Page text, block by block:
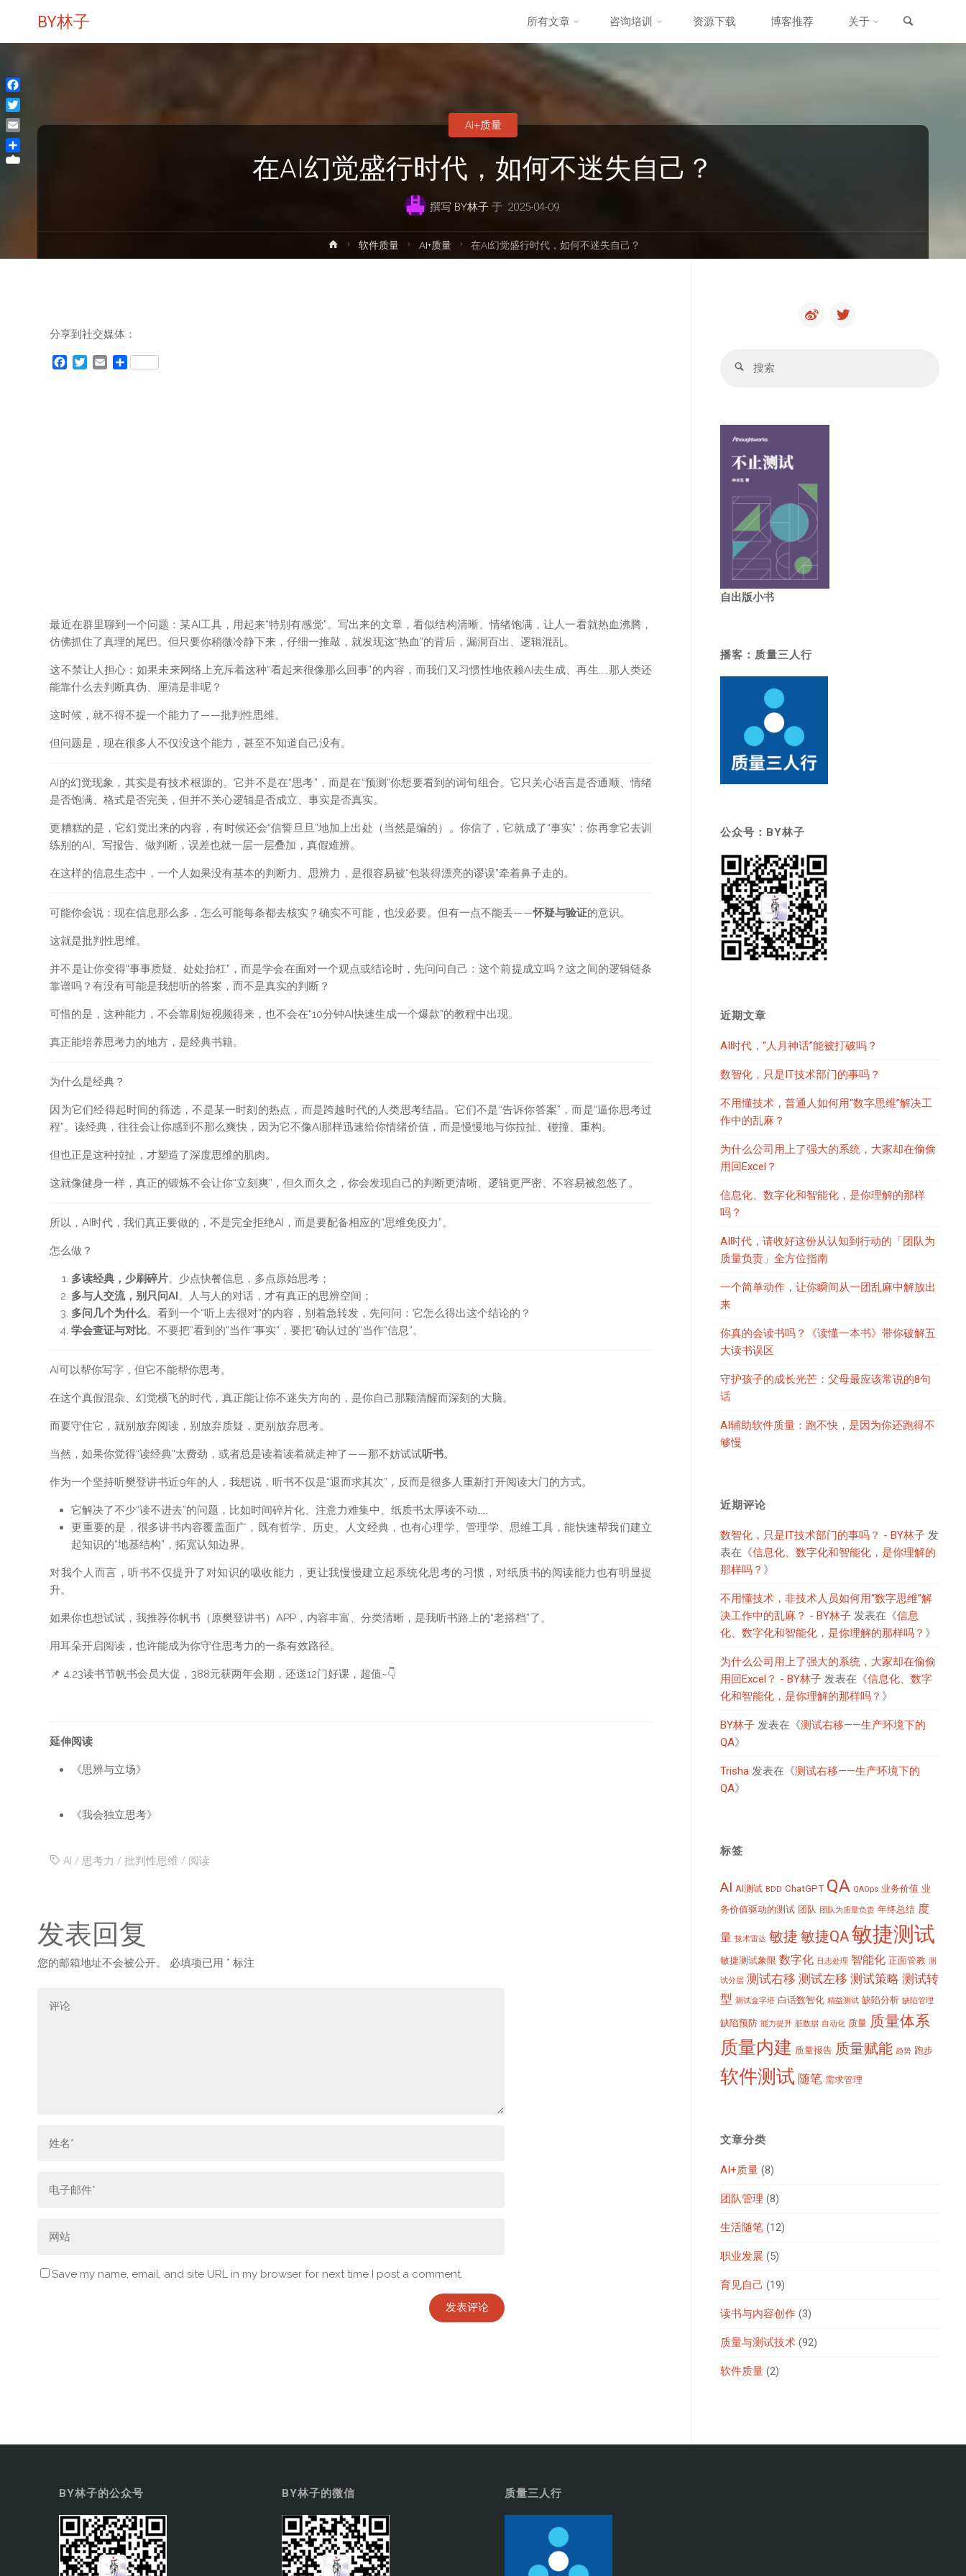
BY林子 跳
容
所有文章 咨询培训 资源下载 博客推荐 关于
在AI幻觉盛行时代，如何不迷失自己？
撰写 BY林子 于 2025-04-09
AI+质量
首
页
软件质量 AI+质量 在AI幻觉盛行时代，如何不迷失自己？
分享到社交媒体：
T
分
最近在群里聊到一个问题：某AI工具，用起来“特别有感觉”。写出来的文章，看似结构清晰、情绪饱满，让人一看就热血沸腾，
仿佛抓住了真理的尾巴。但只要你稍微冷静下来，仔细一推敲，就发现这“热血”的背后，漏洞百出、逻辑混乱。
这不禁让人担心：如果未来网络上充斥着这种“看起来很像那么回事”的内容，而我们又习惯性地依赖AI去生成、再生……那人类还
能靠什么去判断真伪、厘清是非呢？
这时候，就不得不提一个能力了——批判性思维。
但问题是，现在很多人不仅没这个能力，甚至不知道自己没有。
AI的幻觉现象，其实是有技术根源的。它并不是在“思考”，而是在“预测”你想要看到的词句组合。它只关心语言是否通顺、情绪
是否饱满、格式是否完美，但并不关心逻辑是否成立、事实是否真实。
更糟糕的是，它幻觉出来的内容，有时候还会“信誓旦旦”地加上出处（当然是编的）。你信了，它就成了“事实”；你再拿它去训
练别的AI、写报告、做判断，误差也就一层一层叠加，真假难辨。
在这样的信息生态中，一个人如果没有基本的判断力、思辨力，是很容易被“包装得漂亮的谬误”牵着鼻子走的。
可能你会说：现在信息那么多，怎么可能每条都去核实？确实不可能，也没必要。但有一点不能丢——怀疑与验证的意识。
这就是批判性思维。
并不是让你变得“事事质疑、处处抬杠”，而是学会在面对一个观点或结论时，先问问自己：这个前提成立吗？这之间的逻辑链条
靠谱吗？有没有可能是我想听的答案，而不是真实的判断？
可惜的是，这种能力，不会靠刷短视频得来，也不会在“10分钟AI快速生成一个爆款”的教程中出现。
真正能培养思考力的地方，是经典书籍。
为什么是经典？
因为它们经得起时间的筛选，不是某一时刻的热点，而是跨越时代的人类思考结晶。它们不是“告诉你答案”，而是“逼你思考过
程”。读经典，往往会让你感到不那么爽快，因为它不像AI那样迅速给你情绪价值，而是慢慢地与你拉扯、碰撞、重构。
但也正是这种拉扯，才塑造了深度思维的肌肉。
这就像健身一样，真正的锻炼不会让你“立刻爽”，但久而久之，你会发现自己的判断更清晰、逻辑更严密、不容易被忽悠了。
所以，AI时代，我们真正要做的，不是完全拒绝AI，而是要配备相应的“思维免疫力”。
怎么做？
多读经典，少刷碎片。少点快餐信息，多点原始思考；
多与人交流，别只问AI。人与人的对话，才有真正的思辨空间；
多问几个为什么。看到一个“听上去很对”的内容，别着急转发，先问问：它怎么得出这个结论的？
学会查证与对比。不要把“看到的”当作“事实”，要把“确认过的”当作“信息”。
AI可以帮你写字，但它不能帮你思考。
在这个真假混杂、幻觉横飞的时代，真正能让你不迷失方向的，是你自己那颗清醒而深刻的大脑。
而要守住它，就别放弃阅读，别放弃质疑，更别放弃思考。
当然，如果你觉得“读经典”太费劲，或者总是读着读着就走神了——那不妨试试听书。
作为一个坚持听樊登讲书近9年的人，我想说，听书不仅是“退而求其次”，反而是很多人重新打开阅读大门的方式。
它解决了不少“读不进去”的问题，比如时间碎片化、注意力难集中、纸质书太厚读不动……
更重要的是，很多讲书内容覆盖面广，既有哲学、历史、人文经典，也有心理学、管理学、思维工具，能快速帮我们建立
起知识的“地基结构”，拓宽认知边界。
对我个人而言，听书不仅提升了对知识的吸收能力，更让我慢慢建立起系统化思考的习惯，对纸质书的阅读能力也有明显提
升。
如果你也想试试，我推荐你帆书（原樊登讲书）APP，内容丰富、分类清晰，是我听书路上的“老搭档”了。
用耳朵开启阅读，也许能成为你守住思考力的一条有效路径。
📌 4.23读书节帆书会员大促，388元获两年会期，还送12门好课，超值~👇
延伸阅读
《思辨与立场》
《我会独立思考》
AI /思考力 /批判性思维 / 阅读
发表回复
您的邮箱地址不会被公开。 必填项已用 * 标注
Save my name, email, and site URL in my browser for next time I post a comment.
搜
自出版小书
播客：质量三人行
公众号：BY林子
近期文章
AI时代，“人月神话”能被打破吗？
数智化，只是IT技术部门的事吗？
不用懂技术，普通人如何用“数字思维”解决工
作中的乱麻？
为什么公司用上了强大的系统，大家却在偷偷
用回Excel？
信息化、数字化和智能化，是你理解的那样
吗？
AI时代，请收好这份从认知到行动的「团队为
质量负责」全方位指南
一个简单动作，让你瞬间从一团乱麻中解放出
来
你真的会读书吗？《读懂一本书》带你破解五
大读书误区
守护孩子的成长光芒：父母最应该常说的8句
话
AI辅助软件质量：跑不快，是因为你还跑得不
够慢
近期评论
数智化，只是IT技术部门的事吗？ - BY林子 发
表在《信息化、数字化和智能化，是你理解的
那样吗？ 》
不用懂技术，非技术人员如何用“数字思维”解
决工作中的乱麻？ - BY林子 发表在《信息
化、数字化和智能化，是你理解的那样吗？ 》
为什么公司用上了强大的系统，大家却在偷偷
用回Excel？ - BY林子 发表在《信息化、数字
化和智能化，是你理解的那样吗？ 》
BY林子 发表在《测试右移——生产环境下的
QA》
Trisha 发表在《测试右移——生产环境下的
QA》
标签
AI AI测试 BDD ChatGPT QA QAOps 业务价值 业
务价值驱动的测试 团队 团队为质量负责 年终总结 度
量 技术雷达 敏捷 敏捷QA敏捷测试
敏捷测试象限 数字化 日志处理 智能化 正面管教 测
试分层 测试右移 测试左移 测试策略 测试转
型 测试金字塔 白话数智化 精益测试 缺陷分析 缺陷管理
缺陷预防 能力提升 脏数据 自动化 质量 质量体系
质量内建 质量报告 质量赋能 趋势 跑步
软件测试 随笔 需求管理
文章分类
AI+质量 (8)
团队管理 (8)
生活随笔 (12)
职业发展 (5)
育见自己 (19)
读书与内容创作 (3)
质量与测试技术 (92)
软件质量 (2)
BY林子的公众号 BY林子的微信 质量三人行
Facebook
Twitter
Email
分